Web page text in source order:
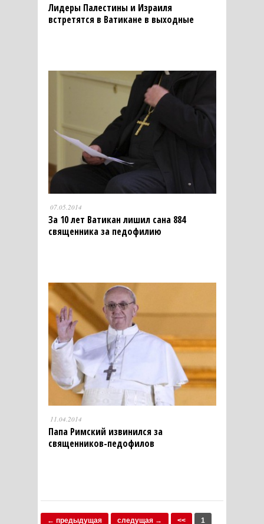
Лидеры Палестины и Израиля
встретятся в Ватикане в выходные
07.05.2014
За 10 лет Ватикан лишил сана 884
священника за педофилию
11.04.2014
Папа Римский извинился за
священников-педофилов
← предыдущая следущая → <<
1